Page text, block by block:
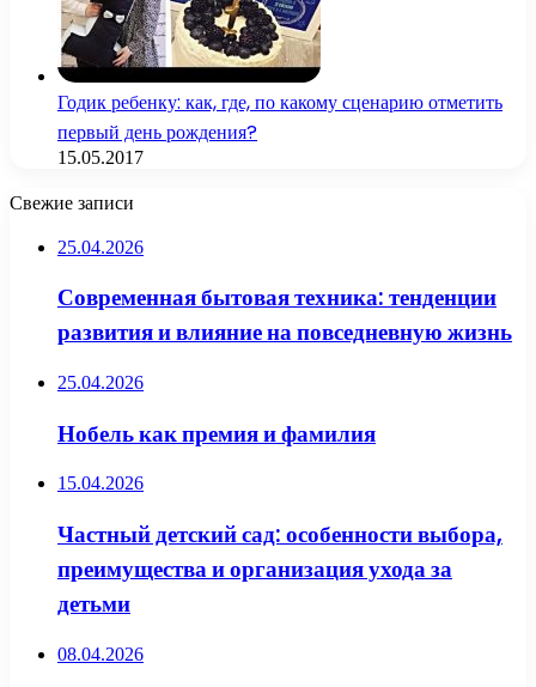
Годик ребенку: как, где, по какому сценарию отметить
первый день рождения?
15.05.2017
Свежие записи
25.04.2026
Современная бытовая техника: тенденции
развития и влияние на повседневную жизнь
25.04.2026
Нобель как премия и фамилия
15.04.2026
Частный детский сад: особенности выбора,
преимущества и организация ухода за
детьми
08.04.2026